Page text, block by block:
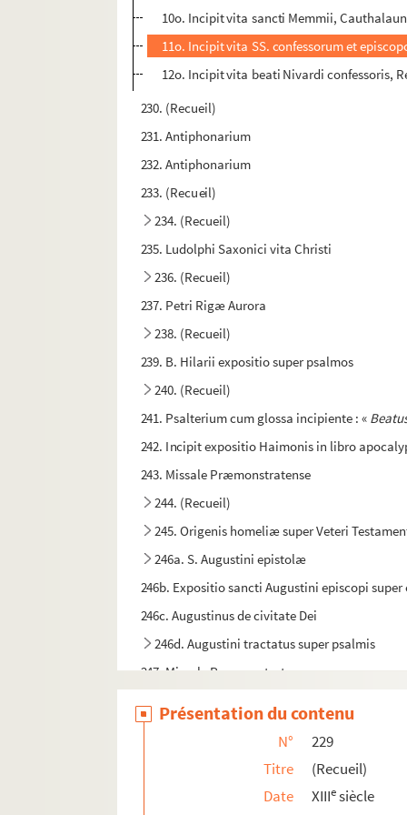
10o. Incipit vita sancti Memmii,
11o. Incipit vita SS. confessorum et
12o. Incipit vita beati Nivardi confessoris,
230. (Recueil)
231. Antiphonarium
232. Antiphonarium
233. (Recueil)
234. (Recueil)
235. Ludolphi Saxonici vita Christi
236. (Recueil)
237. Petri Rigæ Aurora
238. (Recueil)
239. B. Hilarii expositio super psalmos
240. (Recueil)
241. Psalterium cum glossa incipiente : «
242. Incipit expositio Haimonis in libro
243. Missale Præmonstratense
244. (Recueil)
245. Origenis homeliæ super Veteri
246a. S. Augustini epistolæ
246b. Expositio sancti Augustini episcopi
246c. Augustinus de civitate Dei
246d. Augustini tractatus super psalmis
247. Missale Præmonstratense
Présentation du contenu
N°
229
Titre
(Recueil)
Date
XIIIesiècle